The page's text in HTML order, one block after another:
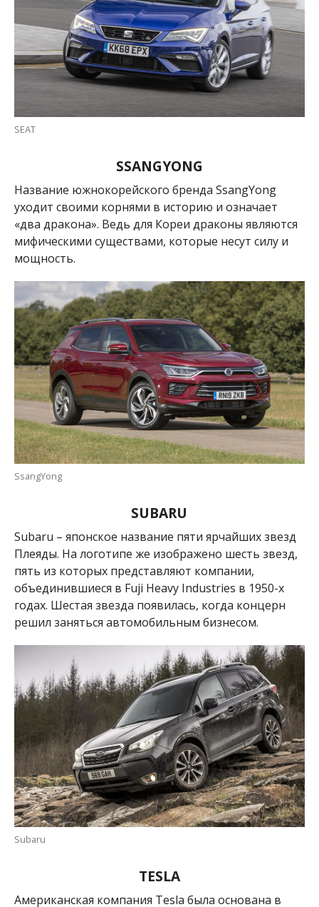
SEAT
SSANGYONG
Название южнокорейского бренда SsangYong
уходит своими корнями в историю и означает
«два дракона». Ведь для Кореи драконы являются
мифическими существами, которые несут силу и
мощность.
SsangYong
SUBARU
Subaru – японское название пяти ярчайших звезд
Плеяды. На логотипе же изображено шесть звезд,
пять из которых представляют компании,
объединившиеся в Fuji Heavy Industries в 1950-х
годах. Шестая звезда появилась, когда концерн
решил заняться автомобильным бизнесом.
Subaru
TESLA
Американская компания Tesla была основана в